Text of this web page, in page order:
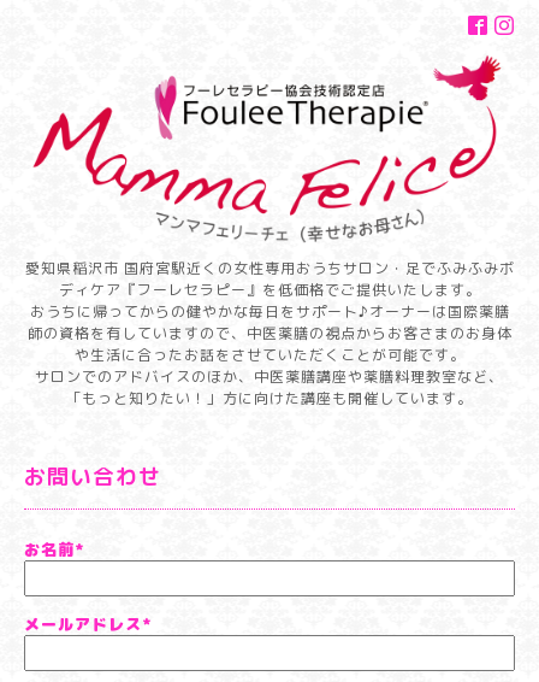
愛知県稲沢市 国府宮駅近くの女性専用おうちサロン・足でふみふみボ
ディケア『フーレセラピー』を低価格でご提供いたします。
おうちに帰ってからの健やかな毎日をサポート♪オーナーは国際薬膳
師の資格を有していますので、中医薬膳の視点からお客さまのお身体
や生活に合ったお話をさせていただくことが可能です。
サロンでのアドバイスのほか、中医薬膳講座や薬膳料理教室など、
「もっと知りたい！」方に向けた講座も開催しています。
お問い合わせ
お名前*
メールアドレス*